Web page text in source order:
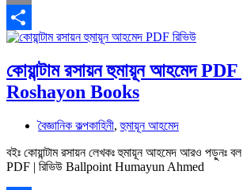
Email
Share
কোয়ান্টাম রসায়ন হুমায়ূন আহমেদ
Roshayon Books
বৈজ্ঞানিক কল্পকাহিনী,হুমায়ূন আহমেদ
বইঃ কোয়ান্টাম রসায়ন লেখকঃ হুমায়ূন আহমেদ আরও পড়ুনঃ
PDF | রিভিউ Ballpoint Humayun Ahmed